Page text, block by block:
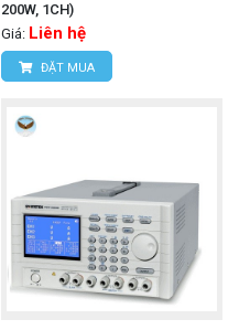
200W, 1CH)
Giá: Liên hệ
ĐẶT MUA